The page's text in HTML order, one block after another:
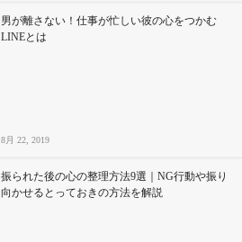
男が離さない！仕事が忙しい彼の心をつかむ
LINEとは
8月 22, 2019
振られた後の心の整理方法9選｜NG行動や振り
向かせるとっておきの方法を解説